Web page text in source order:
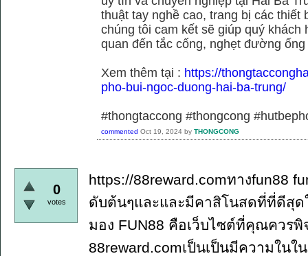
thuật tay nghề cao, trang bị các thiết
chúng tôi cam kết sẽ giúp quý
quan đến tắc cống, nghẹt đường
Xem thêm tại : https://
pho-bui-ngoc-duong-hai-ba-trung/
#thongtaccong #thongcong
commented Oct 19, 2024 by THONGCONG
0
votes
https://88reward.comทางfun88
ดับต้นๆและและมีคาสิโนสดที่ที่ดีสุ
มอง FUN88 คือเว็บไซต์ที่คุณควร
88reward.comเป็นเป็นมีความใน